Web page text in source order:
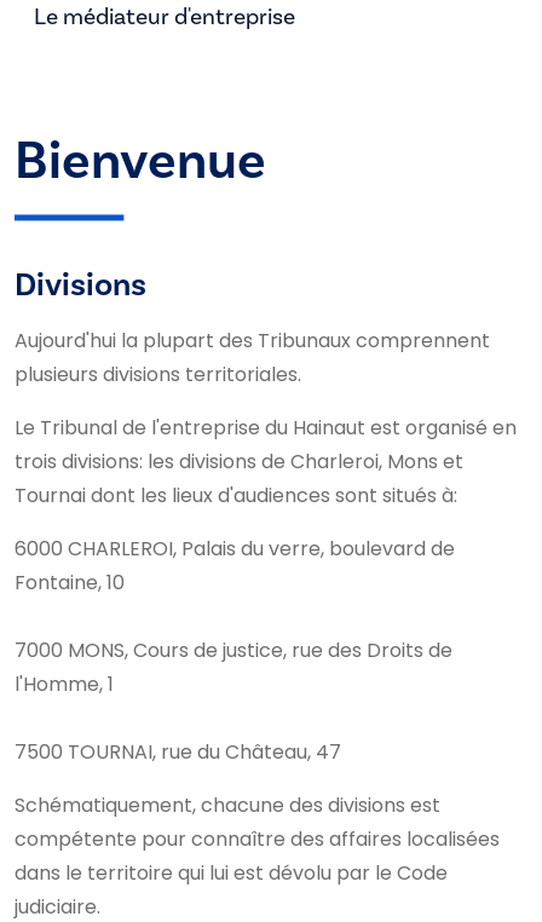
Le médiateur d'entreprise
Bienvenue
Divisions
Aujourd'hui la plupart des Tribunaux comprennent
plusieurs divisions territoriales.
Le Tribunal de l'entreprise du Hainaut est organisé en
trois divisions: les divisions de Charleroi, Mons et
Tournai dont les lieux d'audiences sont situés à:
6000 CHARLEROI, Palais du verre, boulevard de
Fontaine, 10
7000 MONS, Cours de justice, rue des Droits de
l'Homme, 1
7500 TOURNAI, rue du Château, 47
Schématiquement, chacune des divisions est
compétente pour connaître des affaires localisées
dans le territoire qui lui est dévolu par le Code
judiciaire.